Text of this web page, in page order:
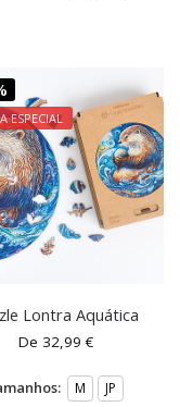
ESPECIAL
Lontra Aquática
De 32,99€
M JP